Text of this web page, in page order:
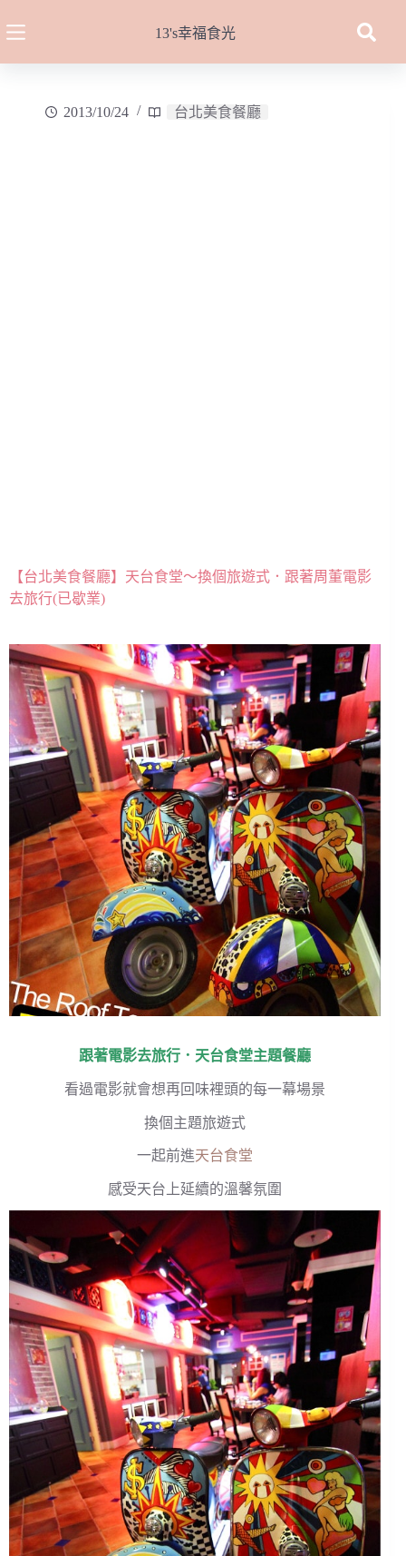
至
13's幸福食光
2013/10/24 台北美食餐廳
【台北美食餐廳】天台食堂～換個旅遊式．跟著周董電影
去旅行(已歇業)
跟著電影去旅行． 天台食堂主題餐廳
看過電影就會想再回味裡頭的每一幕場景
換個主題旅遊式
一起前進天台食堂
感受天台上延續的溫馨氛圍